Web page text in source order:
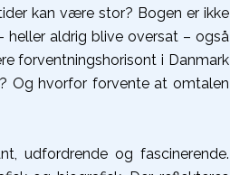
kan være stor? Bogen er ikke
aldrig blive oversat – også
forventningshorisont i Danmark
Og hvorfor forvente at omtalen
udfordrende og fascinerende.